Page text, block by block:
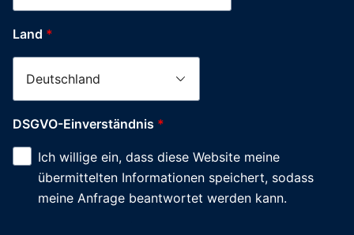
Land *
DSGVO-Einverständnis *
Ich willige ein, dass diese Website meine
übermittelten Informationen speichert, sodass
meine Anfrage beantwortet werden kann.